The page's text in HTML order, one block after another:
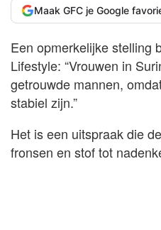
Maak GFC je Google
Een opmerkelijke stelling
Lifestyle: “Vrouwen in
getrouwde mannen,
stabiel zijn.”
Het is een uitspraak die
fronsen en stof tot